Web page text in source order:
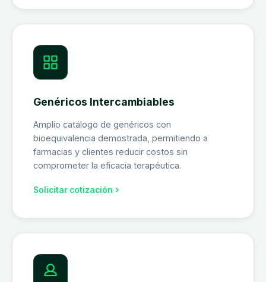
Genéricos Intercambiables
Amplio catálogo de genéricos con
bioequivalencia demostrada, permitiendo a
farmacias y clientes reducir costos sin
comprometer la eficacia terapéutica.
Solicitar cotización